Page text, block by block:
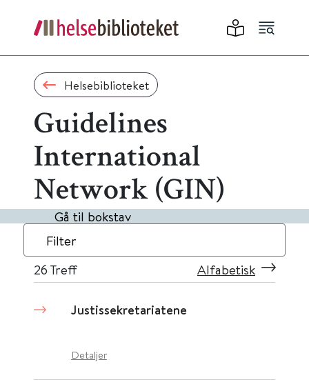
Helsebiblioteket
Guidelines
International
Network (GIN)
Gå til bokstav
Filter
26 Treff Alfabetisk
Justissekretariatene
Detaljer